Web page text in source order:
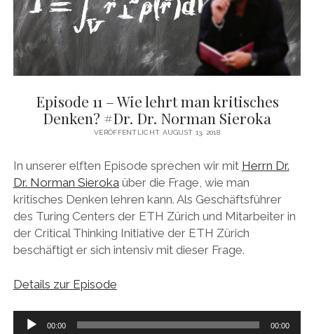
Episode 11 – Wie lehrt man kritisches
Denken? #Dr. Dr. Norman Sieroka
VERÖFFENTLICHT AUGUST 13, 2018
In unserer elften Episode sprechen wir mit Herrn Dr.
Dr. Norman Sierokaüber die Frage, wie man
kritisches Denken lehren kann. Als Geschäftsführer
des Turing Centers der ETH Zürich und Mitarbeiter in
der Critical Thinking Initiative der ETH Zürich
beschäftigt er sich intensiv mit dieser Frage.
Details zur Episode
Audio-
00:00 00:00